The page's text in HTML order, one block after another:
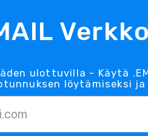
ulottuvilla - Käytä
löytämiseksi